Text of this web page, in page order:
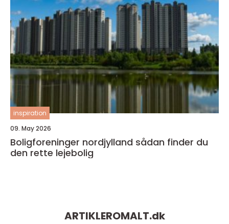
inspiration
09. May 2026
Boligforeninger nordjylland sådan finder du
den rette lejebolig
ARTIKLEROMALT.dk